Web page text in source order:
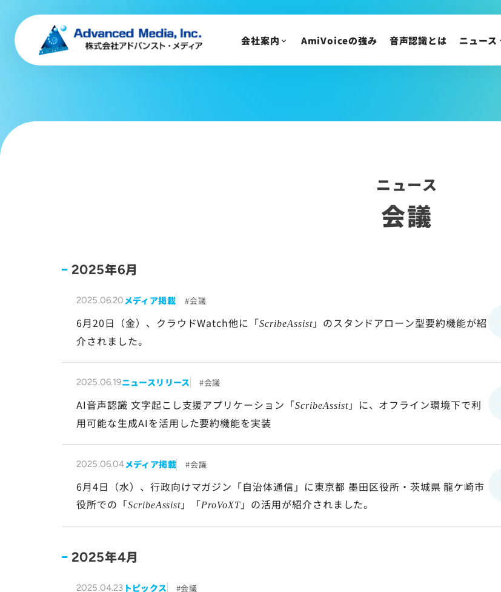
企業理念
事業内容
会社概要
ニュース
ニュースリリース
IR情報
会社案内 AmiVoiceの強み 音声認識とは ニュース
ニュース
会議
2025年6月
2025.06.20メディア掲載 会議
6月20日（金）、クラウドWatch他に「ScribeAssist」のスタンドアローン型要約機能が紹
介されました。
2025.06.19ニュースリリース 会議
AI音声認識 文字起こし支援アプリケーション「ScribeAssist」に、オフライン環境下で利
用可能な生成AIを活用した要約機能を実装
2025.06.04メディア掲載 会議
6月4日（水）、行政向けマガジン「自治体通信」に東京都 墨田区役所・茨城県 龍ケ崎市
役所での「ScribeAssist 」「ProVoXT」の活用が紹介されました。
2025年4月
2025.04.23 トピックス 会議